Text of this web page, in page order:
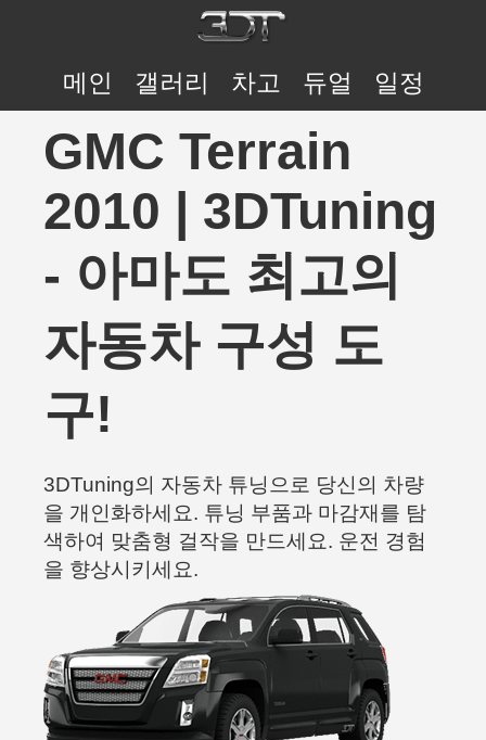
메인 갤러리 차고 듀얼 일정
GMC Terrain
2010 | 3DTuning
- 아마도 최고의
자동차 구성 도
구!
3DTuning의 자동차 튜닝으로 당신의 차량
을 개인화하세요. 튜닝 부품과 마감재를 탐
색하여 맞춤형 걸작을 만드세요. 운전 경험
을 향상시키세요.